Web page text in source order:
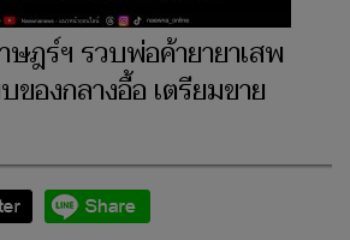
ษฎร์ฯ รวบพ่อค้ายายาเสพ
ของกลางอื้อ เตรียมขาย